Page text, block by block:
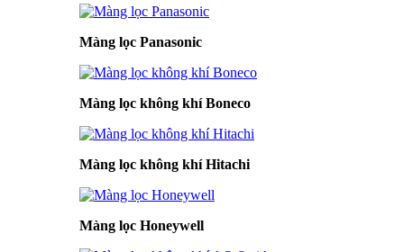
Màng lọc Panasonic
Màng lọc không khí Boneco
Màng lọc không khí Hitachi
Màng lọc Honeywell